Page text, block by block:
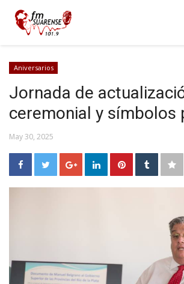
Aniversarios
Jornada de
ceremonial y símbolos
May 30, 2025